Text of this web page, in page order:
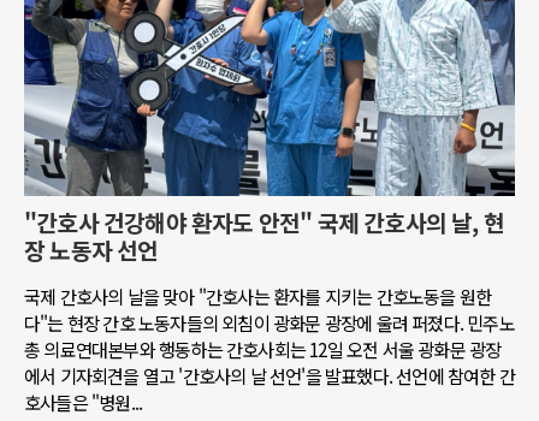
"간호사 건강해야 환자도 안전" 국제 간호사의 날, 현
장 노동자 선언
국제 간호사의 날을 맞아 "간호사는 환자를 지키는 간호노동을 원한
다"는 현장 간호 노동자들의 외침이 광화문 광장에 울려 퍼졌다. 민주노
총 의료연대본부와 행동하는 간호사회는 12일 오전 서울 광화문 광장
에서 기자회견을 열고 '간호사의 날 선언'을 발표했다. 선언에 참여한 간
호사들은 "병원...